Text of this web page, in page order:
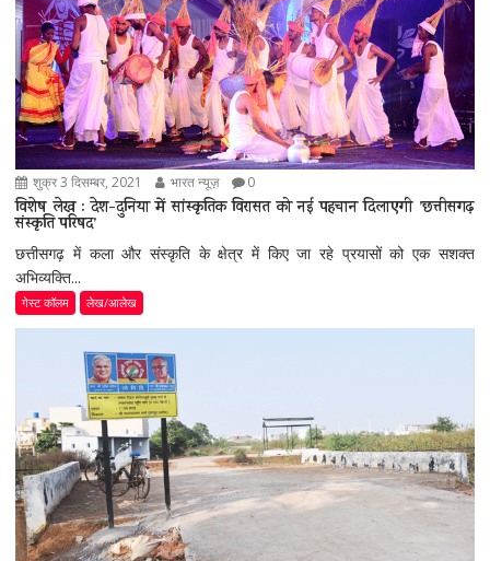
शुक्र 3 दिसम्बर, 2021 भारत न्यूज़ 0
विशेष लेख : देश-दुनिया में सांस्कृतिक विरासत को नई पहचान दिलाएगी ’छत्तीसगढ़
संस्कृति परिषद’
छत्तीसगढ़ में कला और संस्कृति के क्षेत्र में किए जा रहे प्रयासों को एक सशक्त
अभिव्यक्ति...
गेस्ट कॉलम लेख/आलेख